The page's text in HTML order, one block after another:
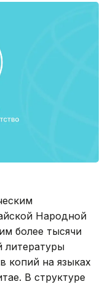
Народной
более тысячи
литературы
копий на языках
В структуре